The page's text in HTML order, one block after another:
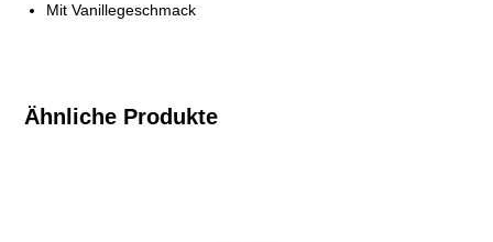
Mit Vanillegeschmack
Ähnliche Produkte